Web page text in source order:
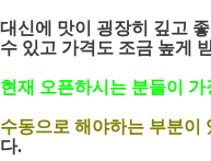
대신에 맛이 굉장히 깊고
수 있고 가격도 조금 높게
현재 오픈하시는 분들이
수동으로 해야하는 부분이
다.